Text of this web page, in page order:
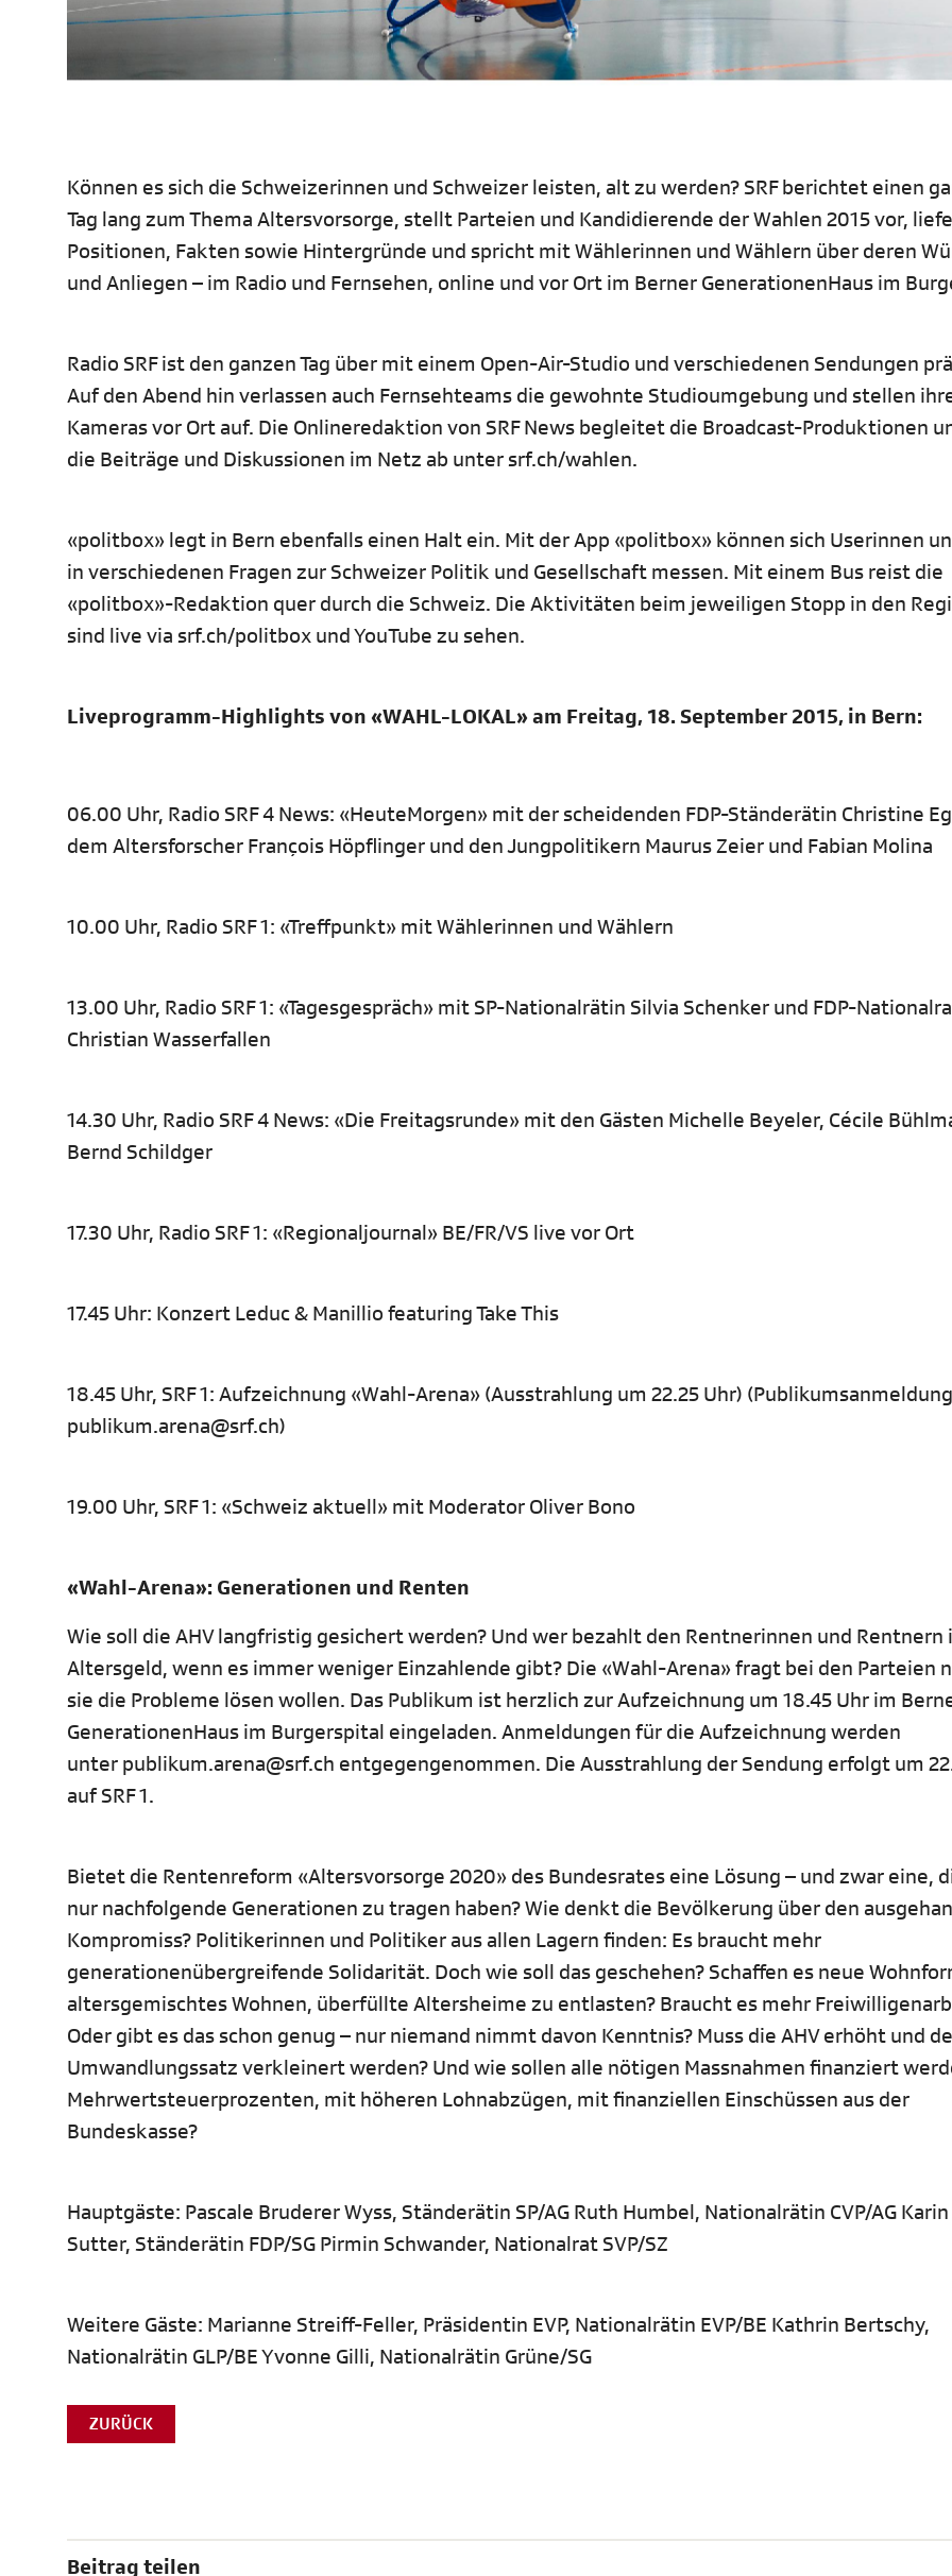
Können es sich die Schweizerinnen und Schweizer leisten, alt zu werden? SRF berichtet einen
Tag lang zum Thema Altersvorsorge, stellt Parteien und Kandidierende der Wahlen 2015 vor,
Positionen, Fakten sowie Hintergründe und spricht mit Wählerinnen und Wählern über deren
und Anliegen – im Radio und Fernsehen, online und vor Ort im Berner GenerationenHaus im
Radio SRF ist den ganzen Tag über mit einem Open-Air-Studio und verschiedenen Sendungen
Auf den Abend hin verlassen auch Fernsehteams die gewohnte Studioumgebung und stellen
Kameras vor Ort auf. Die Onlineredaktion von SRF News begleitet die Broadcast-Produktionen
die Beiträge und Diskussionen im Netz ab unter srf.ch/wahlen.
«politbox» legt in Bern ebenfalls einen Halt ein. Mit der App «politbox» können sich Userinnen
in verschiedenen Fragen zur Schweizer Politik und Gesellschaft messen. Mit einem Bus reist die
«politbox»-Redaktion quer durch die Schweiz. Die Aktivitäten beim jeweiligen Stopp in den
sind live via srf.ch/politbox und YouTube zu sehen.
Liveprogramm-Highlights von «WAHL-LOKAL» am Freitag, 18. September 2015, in Bern:
06.00 Uhr, Radio SRF 4 News: «HeuteMorgen» mit der scheidenden FDP-Ständerätin Christine
dem Altersforscher François Höpflinger und den Jungpolitikern Maurus Zeier und Fabian Molina
10.00 Uhr, Radio SRF 1: «Treffpunkt» mit Wählerinnen und Wählern
13.00 Uhr, Radio SRF 1: «Tagesgespräch» mit SP-Nationalrätin Silvia Schenker und FDP-
Christian Wasserfallen
14.30 Uhr, Radio SRF 4 News: «Die Freitagsrunde» mit den Gästen Michelle Beyeler, Cécile
Bernd Schildger
17.30 Uhr, Radio SRF 1: «Regionaljournal» BE/FR/VS live vor Ort
17.45 Uhr: Konzert Leduc & Manillio featuring Take This
18.45 Uhr, SRF 1: Aufzeichnung «Wahl-Arena» (Ausstrahlung um 22.25 Uhr)
publikum.arena@srf.ch)
19.00 Uhr, SRF 1: «Schweiz aktuell» mit Moderator Oliver Bono
«Wahl-Arena»: Generationen und Renten
Wie soll die AHV langfristig gesichert werden? Und wer bezahlt den Rentnerinnen und Rentnern
Altersgeld, wenn es immer weniger Einzahlende gibt? Die «Wahl-Arena» fragt bei den Parteien
sie die Probleme lösen wollen. Das Publikum ist herzlich zur Aufzeichnung um 18.45 Uhr im
GenerationenHaus im Burgerspital eingeladen. Anmeldungen für die Aufzeichnung werden
unter publikum.arena@srf.ch entgegengenommen. Die Ausstrahlung der Sendung erfolgt um
auf SRF 1.
Bietet die Rentenreform «Altersvorsorge 2020» des Bundesrates eine Lösung – und zwar eine,
nur nachfolgende Generationen zu tragen haben? Wie denkt die Bevölkerung über den
Kompromiss? Politikerinnen und Politiker aus allen Lagern finden: Es braucht mehr
generationenübergreifende Solidarität. Doch wie soll das geschehen? Schaffen es neue
altersgemischtes Wohnen, überfüllte Altersheime zu entlasten? Braucht es mehr
Oder gibt es das schon genug – nur niemand nimmt davon Kenntnis? Muss die AHV erhöht und
Umwandlungssatz verkleinert werden? Und wie sollen alle nötigen Massnahmen finanziert
Mehrwertsteuerprozenten, mit höheren Lohnabzügen, mit finanziellen Einschüssen aus der
Bundeskasse?
Hauptgäste: Pascale Bruderer Wyss, Ständerätin SP/AG Ruth Humbel, Nationalrätin CVP/AG
Sutter, Ständerätin FDP/SG Pirmin Schwander, Nationalrat SVP/SZ
Weitere Gäste: Marianne Streiff-Feller, Präsidentin EVP, Nationalrätin EVP/BE Kathrin Bertschy,
Nationalrätin GLP/BE Yvonne Gilli, Nationalrätin Grüne/SG
ZURÜCK
Beitrag teilen